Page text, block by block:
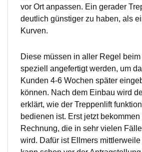
vor Ort anpassen. Ein gerader
deutlich günstiger zu haben, als
Kurven.
Diese müssen in aller Regel
speziell angefertigt werden, um
Kunden 4-6 Wochen später
können. Nach dem Einbau wird
erklärt, wie der Treppenlift
bedienen ist. Erst jetzt
Rechnung, die in sehr vielen
wird. Dafür ist Ellmers